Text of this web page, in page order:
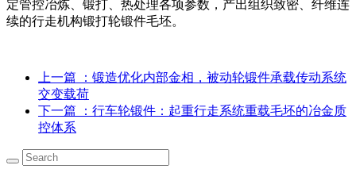
定管控冶炼、锻打、热处理各项参数，产出组织致密、纤维连
续的行走机构锻打轮锻件毛坯。
上一篇
：锻造优化内部金相，被动轮锻件承载传动系统
交变载荷
下一篇
：行车轮锻件：起重行走系统重载毛坯的冶金质
控体系